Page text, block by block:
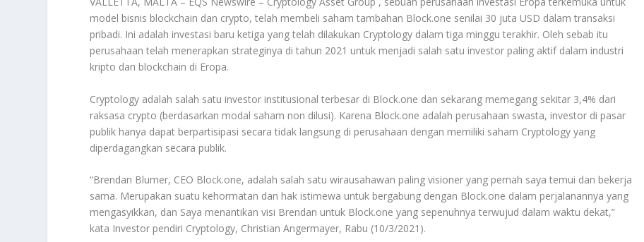
model bisnis blockchain dan crypto, telah membeli saham tambahan Block.one senilai 30 juta USD dalam transaksi
pribadi. Ini adalah investasi baru ketiga yang telah dilakukan Cryptology dalam tiga minggu terakhir. Oleh sebab itu
perusahaan telah menerapkan strateginya di tahun 2021 untuk menjadi salah satu investor paling aktif dalam industri
kripto dan blockchain di Eropa.
Cryptology adalah salah satu investor institusional terbesar di Block.one dan sekarang memegang sekitar 3,4% dari
raksasa crypto (berdasarkan modal saham non dilusi). Karena Block.one adalah perusahaan swasta, investor di pasar
publik hanya dapat berpartisipasi secara tidak langsung di perusahaan dengan memiliki saham Cryptology yang
diperdagangkan secara publik.
“Brendan Blumer, CEO Block.one, adalah salah satu wirausahawan paling visioner yang pernah saya temui dan bekerja
sama. Merupakan suatu kehormatan dan hak istimewa untuk bergabung dengan Block.one dalam perjalanannya yang
mengasyikkan, dan Saya menantikan visi Brendan untuk Block.one yang sepenuhnya terwujud dalam waktu dekat,”
kata Investor pendiri Cryptology, Christian Angermayer, Rabu (10/3/2021).